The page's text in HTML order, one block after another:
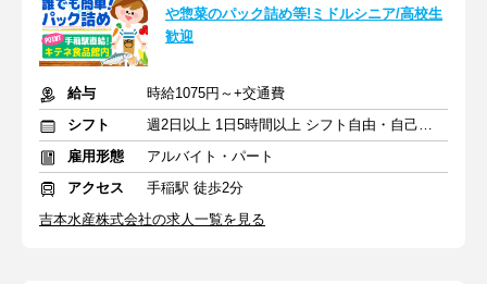
や惣菜のパック詰め等!ミドルシニア/高校生
歓迎
給与
時給1075円～+交通費
シフト
週2日以上 1日5時間以上 シフト自由・自己申告
雇用形態
アルバイト・パート
アクセス
手稲駅 徒歩2分
吉本水産株式会社の求人一覧を見る